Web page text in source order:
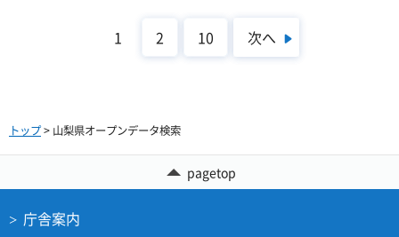
1 2 10 次へ
トップ> 山梨県オープンデータ検索
pagetop
庁舎案内